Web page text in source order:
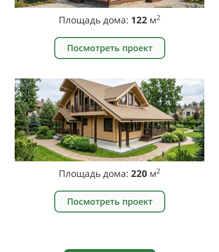
Площадь дома: 122 м2
Посмотреть проект
Площадь дома: 220 м2
Посмотреть проект